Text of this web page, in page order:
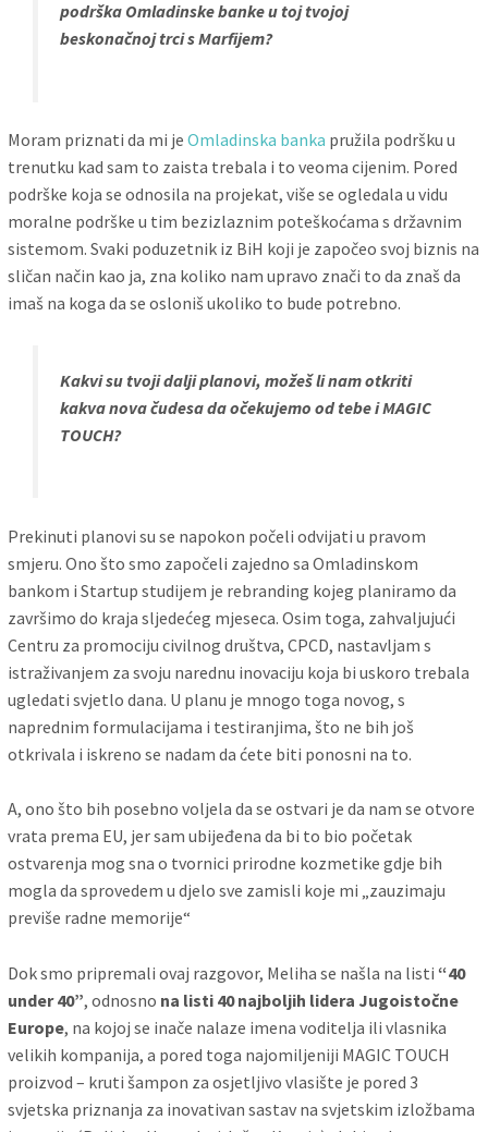
podrška Omladinske banke u toj tvojoj
beskonačnoj trci s Marfijem?
Moram priznati da mi jeOmladinska banka pružila podršku u
trenutku kad sam to zaista trebala i to veoma cijenim. Pored
podrške koja se odnosila na projekat, više se ogledala u vidu
moralne podrške u tim bezizlaznim poteškoćama s državnim
sistemom. Svaki poduzetnik iz BiH koji je započeo svoj biznis na
sličan način kao ja, zna koliko nam upravo znači to da znaš da
imaš na koga da se osloniš ukoliko to bude potrebno.
Kakvi su tvoji dalji planovi, možeš li nam otkriti
kakva nova čudesa da očekujemo od tebe i MAGIC
TOUCH?
Prekinuti planovi su se napokon počeli odvijati u pravom
smjeru. Ono što smo započeli zajedno sa Omladinskom
bankom i Startup studijem je rebranding kojeg planiramo da
završimo do kraja sljedećeg mjeseca. Osim toga, zahvaljujući
Centru za promociju civilnog društva, CPCD, nastavljam s
istraživanjem za svoju narednu inovaciju koja bi uskoro trebala
ugledati svjetlo dana. U planu je mnogo toga novog, s
naprednim formulacijama i testiranjima, što ne bih još
otkrivala i iskreno se nadam da ćete biti ponosni na to.
A, ono što bih posebno voljela da se ostvari je da nam se otvore
vrata prema EU, jer sam ubijeđena da bi to bio početak
ostvarenja mog sna o tvornici prirodne kozmetike gdje bih
mogla da sprovedem u djelo sve zamisli koje mi „zauzimaju
previše radne memorije“
Dok smo pripremali ovaj razgovor, Meliha se našla na listi “40
under 40”, odnosno na listi 40 najboljih lidera Jugoistočne
Europe, na kojoj se inače nalaze imena voditelja ili vlasnika
velikih kompanija, a pored toga najomiljeniji MAGIC TOUCH
proizvod – kruti šampon za osjetljivo vlasište je pored 3
svjetska priznanja za inovativan sastav na svjetskim izložbama